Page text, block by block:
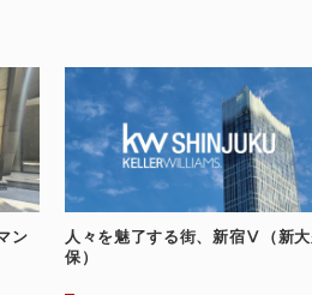
ン
人々を魅了する街、新宿Ⅴ（新
保）